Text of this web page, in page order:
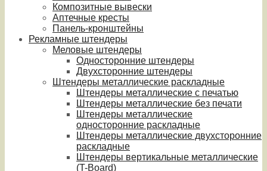
Композитные вывески
Аптечные кресты
Панель-кронштейны
Рекламные штендеры
Меловые штендеры
Односторонние штендеры
Двухсторонние штендеры
Штендеры металлические раскладные
Штендеры металлические с печатью
Штендеры металлические без печати
Штендеры металлические
односторонние раскладные
Штендеры металлические двухсторонние
раскладные
Штендеры вертикальные металлические
(T-Board)